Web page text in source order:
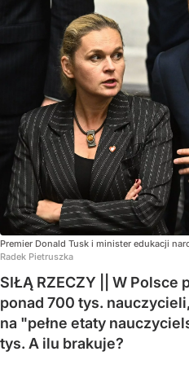
Premier Donald Tusk i minister edukacji
Radek Pietruszka
SIŁĄ RZECZY || W Polsce
ponad 700 tys.
na "pełne etaty
tys. A ilu brakuje?